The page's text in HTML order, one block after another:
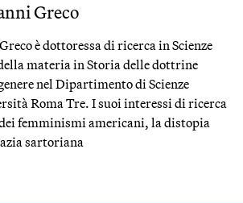
Greco
è dottoressa di ricerca in Scienze
materia in Storia delle dottrine
nel Dipartimento di Scienze
Roma Tre. I suoi interessi di ricerca
femminismi americani, la distopia
sartoriana